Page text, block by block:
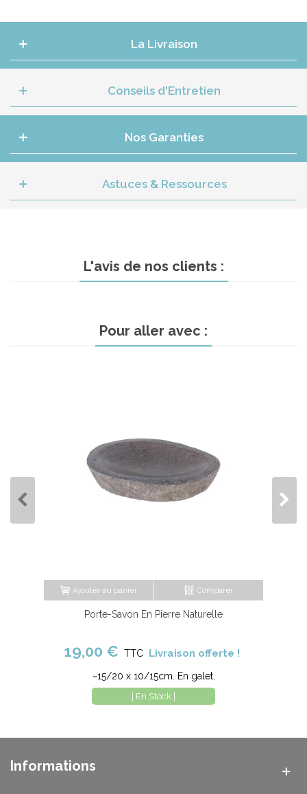
La Livraison
Conseils d'Entretien
Nos Garanties
Astuces & Ressources
L'avis de nos clients :
Pour aller avec :
Ajouter au panier Comparer
Porte-Savon En Pierre Naturelle
19,00 € TTC Livraison offerte !
~15/20 x 10/15cm. En galet.
| En Stock |
Informations